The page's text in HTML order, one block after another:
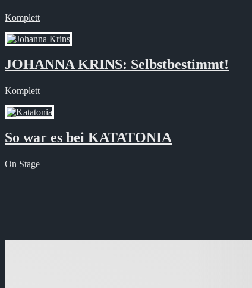
Komplett
JOHANNA KRINS: Selbstbestimmt!
Komplett
So war es bei KATATONIA
On Stage